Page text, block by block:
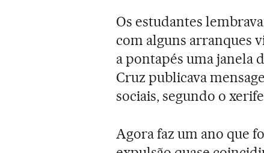
Os estudantes
com alguns arranques
a pontapés uma janela
Cruz publicava
sociais, segundo o
Agora faz um ano que